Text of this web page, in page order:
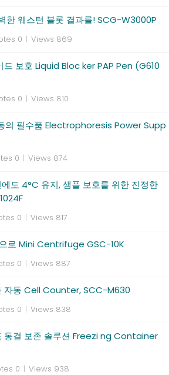
한 웨스턴 블롯 결과를! SCG-W3000P
0 | Views 869
드 보호 Liquid Bloc ker PAP Pen (G610
0 | Views 810
의 필수품 Electrophoresis Power Supp
0 | Views 874
도 4°C 유지, 샘플 보호를 위한 진정한
0 | Views 817
로 Mini Centrifuge GSC-10K
0 | Views 887
자동 Cell Counter, SCC-M630
0 | Views 838
동결 보존 솔루션 Freezi ng Container
0 | Views 938